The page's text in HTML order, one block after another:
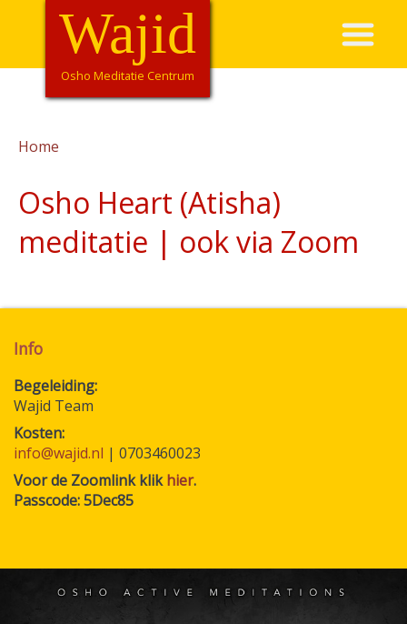
Overslaan
de
HoofdnavigatieWajid
Osho Meditatie Centrum
Home
Osho Heart (Atisha)
meditatie | ook via Zoom
Info
Begeleiding
Wajid Team
Kosten
info@wajid.nl | 0703460023
Voor de Zoomlink klikhier.
Passcode: 5Dec85